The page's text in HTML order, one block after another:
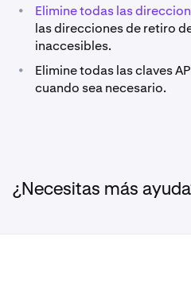
• Elimine todas las
las direcciones de retiro
inaccesibles.
• Elimine todas las claves
cuando sea necesario.
¿Necesitas más